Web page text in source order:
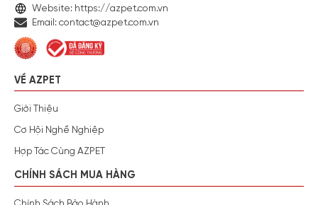
Website: https://azpet.com.vn
Email: contact@azpet.com.vn
VỀ AZPET
Giới Thiệu
Cơ Hội Nghề Nghiệp
Hợp Tác Cùng AZPET
CHÍNH SÁCH MUA HÀNG